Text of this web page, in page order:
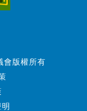
會版權所有